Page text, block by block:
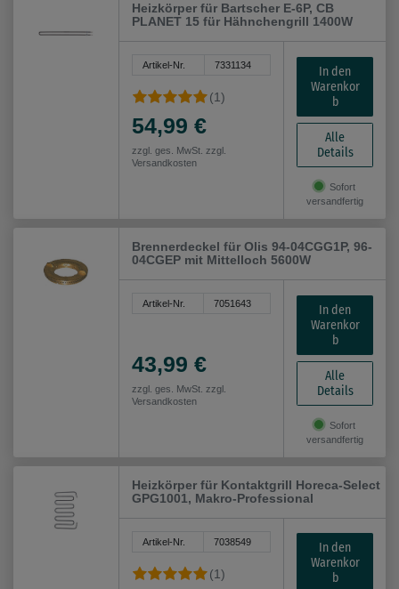
Heizkörper für Bartscher E-6P, CB
PLANET 15 für Hähnchengrill 1400W
Artikel-Nr. 7331134
(1)
54,99 €
zzgl. ges. MwSt. zzgl.
Versandkosten
In den
Warenkor
b
Alle
Details
Sofort
versandfertig
Brennerdeckel für Olis 94-04CGG1P, 96-
04CGEP mit Mittelloch 5600W
Artikel-Nr. 7051643
43,99 €
zzgl. ges. MwSt. zzgl.
Versandkosten
In den
Warenkor
b
Alle
Details
Sofort
versandfertig
Heizkörper für Kontaktgrill Horeca-Select
GPG1001, Makro-Professional
Artikel-Nr. 7038549
(1)
In den
Warenkor
b